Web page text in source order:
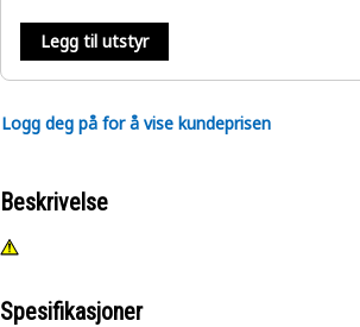
Legg til utstyr
Logg deg på for å vise kundeprisen
Beskrivelse
Spesifikasjoner